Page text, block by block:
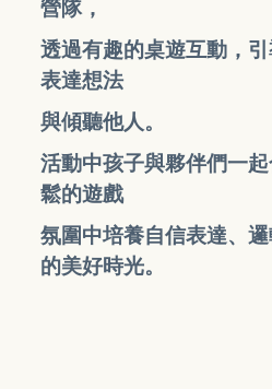
營隊，
透過有趣的桌遊互動，引
表達想法
與傾聽他人。
活動中孩子與夥伴們一
鬆的遊戲
氛圍中培養自信表達、
的美好時光。